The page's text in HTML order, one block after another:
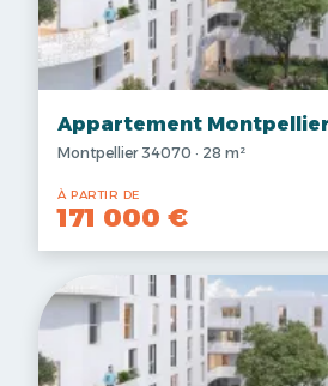
Appartement Montpellier
Montpellier 34070 · 28 m²
À PARTIR DE
171 000 €